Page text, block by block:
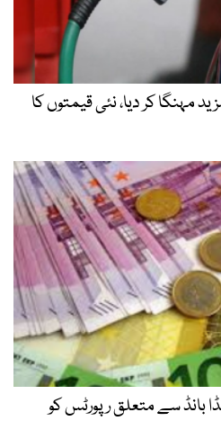
مہنگا کر دیا، نئی قیمتوں کا
بانڈ سے متعلق رپورٹس کو